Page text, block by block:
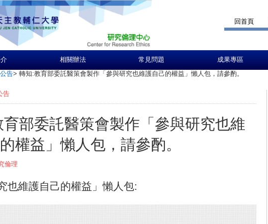
回首頁
相關辦法 常見問題 成果專區
告> 轉知:教育部委託醫策會製作「參與研究也維護自己的權益」懶人包，請參酌。
告
育部委託醫策會製作「參與研究也維
權益」懶人包，請參酌。
倫理
也維護自己的權益」懶人包: